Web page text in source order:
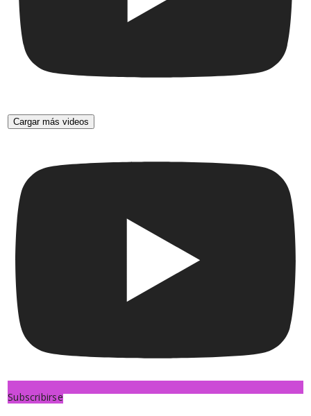
Cargar más videos
Subscribirse